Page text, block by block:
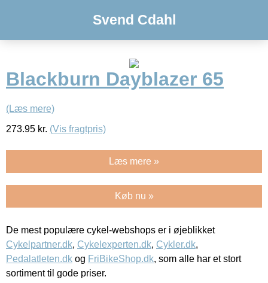
Svend Cdahl
Blackburn Dayblazer 65
(Læs mere)
273.95 kr. (Vis fragtpris)
Læs mere »
Køb nu »
De mest populære cykel-webshops er i øjeblikket
Cykelpartner.dk, Cykelexperten.dk, Cykler.dk,
Pedalatleten.dk og FriBikeShop.dk, som alle har et stort
sortiment til gode priser.